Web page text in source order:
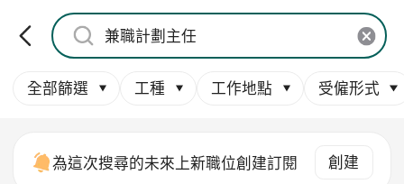
全部篩選 工種 工作地點 受僱形式
為這次搜尋的未來上新職位創建訂閱 創建